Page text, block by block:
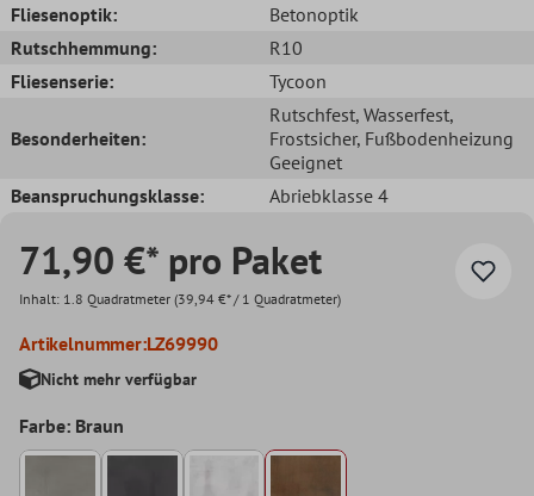
Fliesenoptik:
Betonoptik
Rutschhemmung:
R10
Fliesenserie:
Tycoon
Besonderheiten:
Rutschfest, Wasserfest,
Frostsicher, Fußbodenheizung
Geeignet
Beanspruchungsklasse:
Abriebklasse 4
71,90 €* pro Paket
Inhalt: 1.8 Quadratmeter (39,94 €* / 1 Quadratmeter)
Artikelnummer:LZ69990
Nicht mehr verfügbar
Farbe: Braun